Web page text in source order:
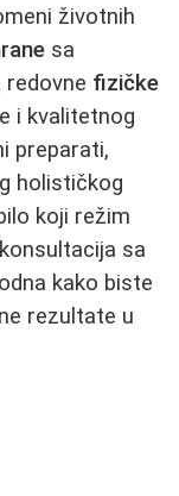
životnih
sa
fizičke
i kvalitetnog
preparati,
holističkog
koji režim
sa
kako biste
rezultate u